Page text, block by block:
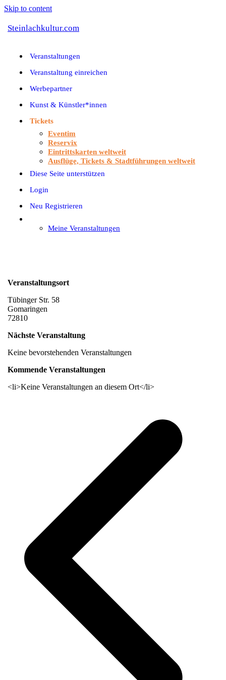
Skip to content
Steinlachkultur.com
Veranstaltungen
Veranstaltung einreichen
Werbepartner
Kunst & Künstler*innen
Tickets
Eventim
Reservix
Eintrittskarten weltweit
Ausflüge, Tickets & Stadtführungen weltweit
Diese Seite unterstützen
Login
Neu Registrieren
Meine Veranstaltungen
Veranstaltungsort
Tübinger Str. 58
Gomaringen
72810
Nächste Veranstaltung
Keine bevorstehenden Veranstaltungen
Kommende Veranstaltungen
<li>Keine Veranstaltungen an diesem Ort</li>